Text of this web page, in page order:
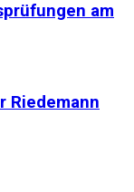
am
Riedemann